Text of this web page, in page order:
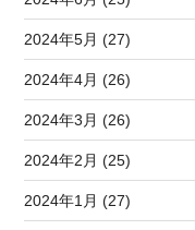
2024年5月 (27)
2024年4月 (26)
2024年3月 (26)
2024年2月 (25)
2024年1月 (27)